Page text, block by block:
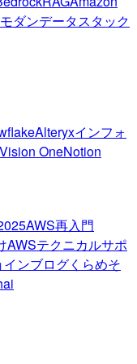
モダンデータスタック
Alteryxインフォ
Vision OneNotion
AWS再入門
AWSテクニカルサポ
インブログくらめそ